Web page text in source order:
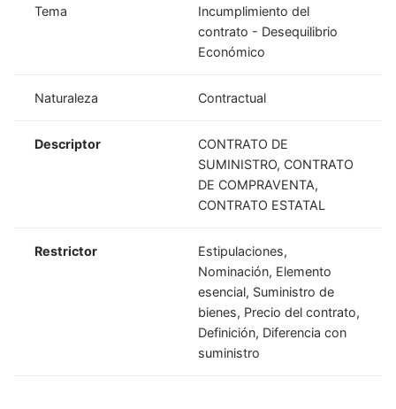
Tema
Incumplimiento del
contrato - Desequilibrio
Económico
Naturaleza Contractual
Descriptor
CONTRATO DE
SUMINISTRO, CONTRATO
DE COMPRAVENTA,
CONTRATO ESTATAL
Restrictor
Estipulaciones,
Nominación, Elemento
esencial, Suministro de
bienes, Precio del contrato,
Definición, Diferencia con
suministro